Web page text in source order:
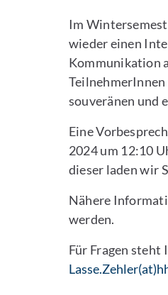
Im
wieder einen
Kommunikation
souveränen und
Eine
2024 um 12:10
dieser laden wir
Nähere
werden.
Für Fragen steht